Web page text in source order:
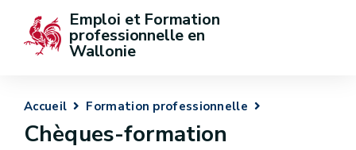
Emploi et Formation
professionnelle en
Wallonie
Accueil Formation professionnelle
Chèques-formation